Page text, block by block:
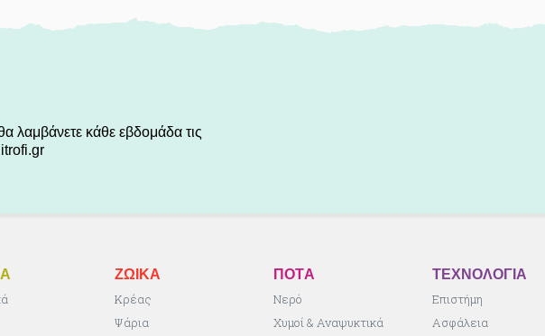
λαμβάνετε κάθε εβδομάδα τις
itrofi.gr
ΖΩΙΚA
Κρέας
Ψάρια
ΠΟΤA
Νερό
Χυμοί & Αναψυκτικά
ΤΕΧΝΟΛΟΓΙΑ
Επιστήμη
Ασφάλεια